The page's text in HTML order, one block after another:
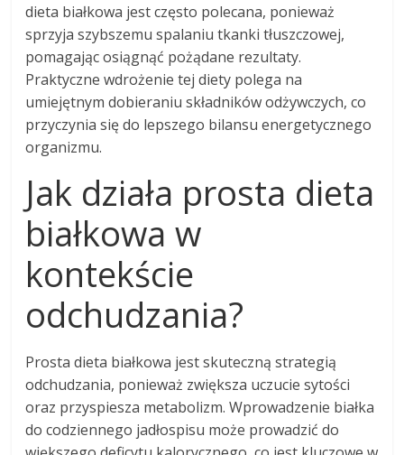
dieta białkowa jest często polecana, ponieważ
sprzyja szybszemu spalaniu tkanki tłuszczowej,
pomagając osiągnąć pożądane rezultaty.
Praktyczne wdrożenie tej diety polega na
umiejętnym dobieraniu składników odżywczych, co
przyczynia się do lepszego bilansu energetycznego
organizmu.
Jak działa prosta dieta
białkowa w
kontekście
odchudzania?
Prosta dieta białkowa jest skuteczną strategią
odchudzania, ponieważ zwiększa uczucie sytości
oraz przyspiesza metabolizm. Wprowadzenie białka
do codziennego jadłospisu może prowadzić do